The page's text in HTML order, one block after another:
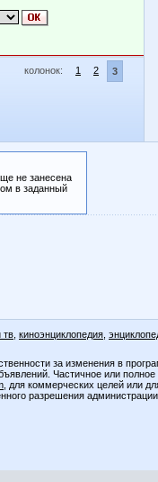
колонок: 1 2 3
не занесена
в заданный
тв киноэнциклопедия
за изменения в
Частичное или
, для коммерческих целей или
разрешения